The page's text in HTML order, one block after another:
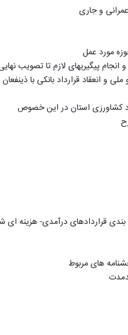
و جاری
مورد عمل
پیگیریهای لازم تا تصویب
و انعقاد قرارداد بانکی با ذینفعان
کشاورزی استان در این خصوص
قراردادهای درآمدی- هزینه ای
های مربوط